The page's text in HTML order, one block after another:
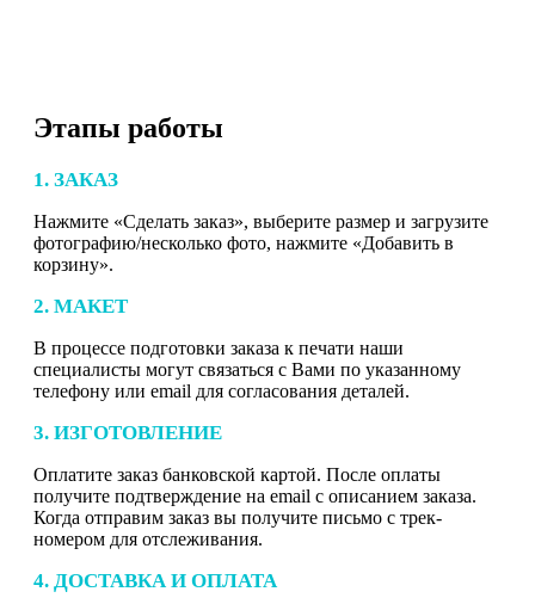
Этапы работы
1. ЗАКАЗ
Нажмите «Сделать заказ», выберите размер и загрузите
фотографию/несколько фото, нажмите «Добавить в
корзину».
2. МАКЕТ
В процессе подготовки заказа к печати наши
специалисты могут связаться с Вами по указанному
телефону или email для согласования деталей.
3. ИЗГОТОВЛЕНИЕ
Оплатите заказ банковской картой. После оплаты
получите подтверждение на email с описанием заказа.
Когда отправим заказ вы получите письмо с трек-
номером для отслеживания.
4. ДОСТАВКА И ОПЛАТА